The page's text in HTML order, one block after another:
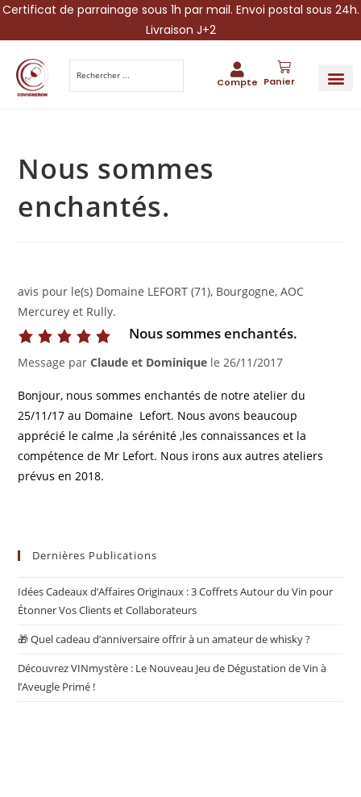
Certificat de parrainage sous 1h par mail. Envoi postal sous 24h.
Livraison J+2
Compte Panier
Nous sommes
enchantés.
avis pour le(s) Domaine LEFORT (71), Bourgogne, AOC
Mercurey et Rully.
Nous sommes enchantés.
Message parClaude et Dominique le26/11/2017
Bonjour, nous sommes enchantés de notre atelier du
25/11/17 au Domaine Lefort. Nous avons beaucoup
apprécié le calme ,la sérénité ,les connaissances et la
compétence de Mr Lefort. Nous irons aux autres ateliers
prévus en 2018.
Dernières Publications
Idées Cadeaux d’Affaires Originaux : 3 Coffrets Autour du Vin pour
Étonner Vos Clients et Collaborateurs
🎁 Quel cadeau d’anniversaire offrir à un amateur de whisky ?
Découvrez VINmystère : Le Nouveau Jeu de Dégustation de Vin à
l’Aveugle Primé !